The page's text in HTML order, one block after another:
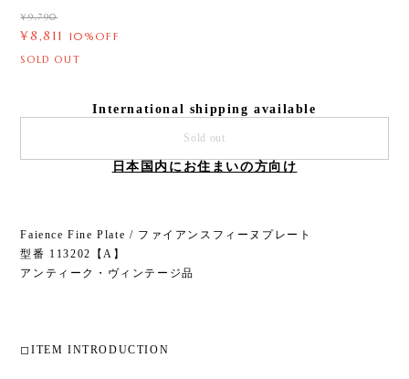
¥9,790
¥8,811 10%OFF
SOLD OUT
International shipping available
Sold out
日本国内にお住まいの方向け
Faience Fine Plate / ファイアンスフィーヌプレート
型番 113202【A】
アンティーク・ヴィンテージ品
◻︎ITEM INTRODUCTION